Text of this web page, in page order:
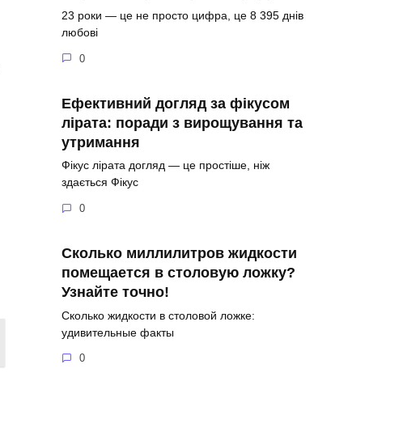
23 роки — це не просто цифра, це 8 395 днів
любові
0
Ефективний догляд за фікусом
лірата: поради з вирощування та
утримання
Фікус лірата догляд — це простіше, ніж
здається Фікус
0
Сколько миллилитров жидкости
помещается в столовую ложку?
Узнайте точно!
Сколько жидкости в столовой ложке:
удивительные факты
0